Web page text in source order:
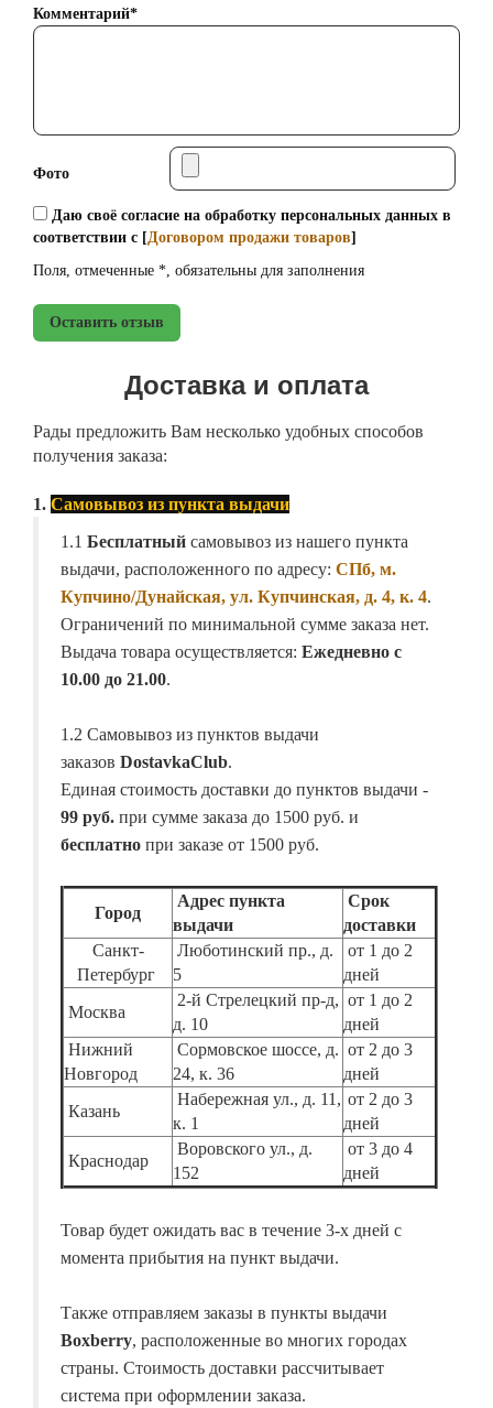
Комментарий*
Фото
Даю своё согласие на обработку персональных данных в
соответствии с [Договором продажи товаров]
Поля, отмеченные *, обязательны для заполнения
Оставить отзыв
Доставка и оплата
Рады предложить Вам несколько удобных способов
получения заказа:
1. Самовывоз из пункта выдачи
1.1 Бесплатный самовывоз из нашего пункта
выдачи, расположенного по адресу: СПб, м.
Купчино/Дунайская, ул. Купчинская, д. 4, к. 4.
Ограничений по минимальной сумме заказа нет.
Выдача товара осуществляется: Ежедневно с
10.00 до 21.00.
1.2 Самовывоз из пунктов выдачи
заказов DostavkaClub.
Единая стоимость доставки до пунктов выдачи -
99 руб. при сумме заказа до 1500 руб. и
бесплатно при заказе от 1500 руб.
Город
Адрес пункта
выдачи
Срок
доставки
Санкт-
Петербург
Люботинский пр., д.
5
от 1 до 2
дней
Москва
2-й Стрелецкий пр-д,
д. 10
от 1 до 2
дней
Нижний
Новгород
Сормовское шоссе, д.
24, к. 36
от 2 до 3
дней
Казань
Набережная ул., д. 11,
к. 1
от 2 до 3
дней
Краснодар
Воровского ул., д.
152
от 3 до 4
дней
Товар будет ожидать вас в течение 3-х дней с
момента прибытия на пункт выдачи.
Также отправляем заказы в пункты выдачи
Boxberry, расположенные во многих городах
страны. Стоимость доставки рассчитывает
система при оформлении заказа.